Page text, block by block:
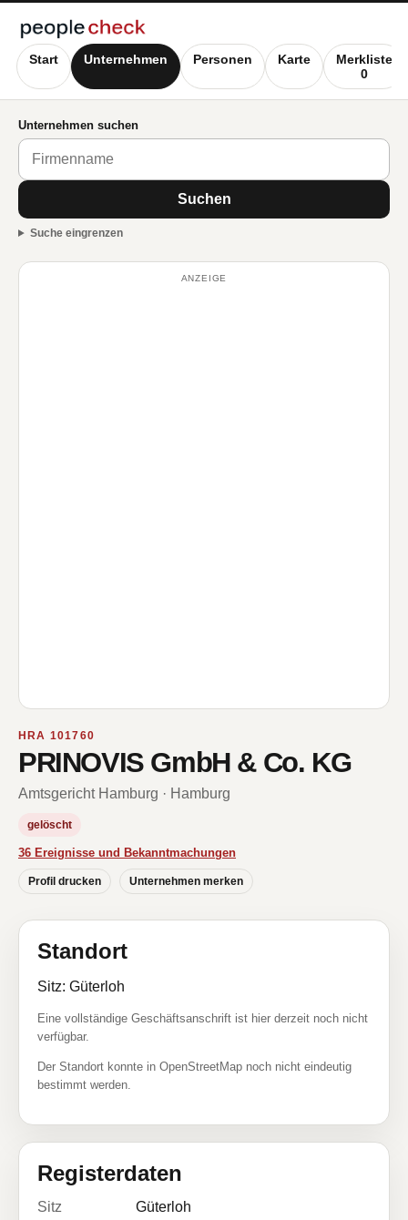
Start Unternehmen Personen Karte
Merkliste
0
Unternehmen suchen
Suchen
Suche eingrenzen
ANZEIGE
HRA 101760
PRINOVIS GmbH & Co. KG
Amtsgericht Hamburg · Hamburg
gelöscht
36 Ereignisse und Bekanntmachungen
Profil drucken Unternehmen merken
Standort
Sitz: Güterloh
Eine vollständige Geschäftsanschrift ist hier derzeit noch nicht
verfügbar.
Der Standort konnte in OpenStreetMap noch nicht eindeutig
bestimmt werden.
Registerdaten
Sitz
Güterloh